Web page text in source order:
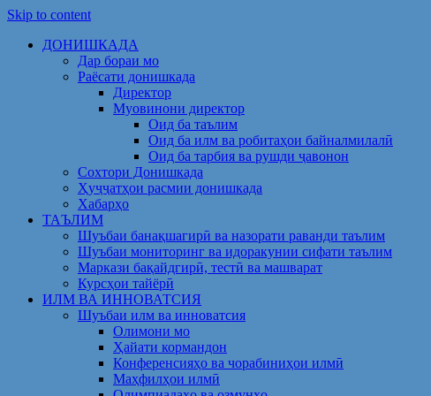
Skip to content
ДОНИШКАДА
Дар бораи мо
Раёсати донишкада
Директор
Муовинони директор
Оид ба таълим
Оид ба илм ва робитаҳои байналмилалӣ
Оид ба тарбия ва рушди ҷавонон
Сохтори Донишкада
Ҳуҷҷатҳои расмии донишкада
Хабарҳо
ТАЪЛИМ
Шуъбаи банақшагирӣ ва назорати раванди таълим
Шуъбаи мониторинг ва идоракунии сифати таълим
Маркази бақайдгирӣ, тестӣ ва машварат
Курсҳои тайёрӣ
ИЛМ ВА ИННОВАТСИЯ
Шуъбаи илм ва инноватсия
Олимони мо
Ҳайати кормандон
Конференсияҳо ва чорабиниҳои илмӣ
Маҳфилҳои илмӣ